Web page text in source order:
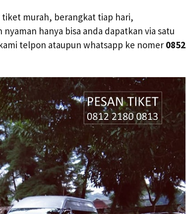
tiket murah, berangkat tiap hari,
hanya bisa anda dapatkan via satu
telpon ataupun whatsapp ke nomer 0852